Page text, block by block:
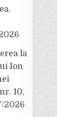
la
Ion
10,
2026